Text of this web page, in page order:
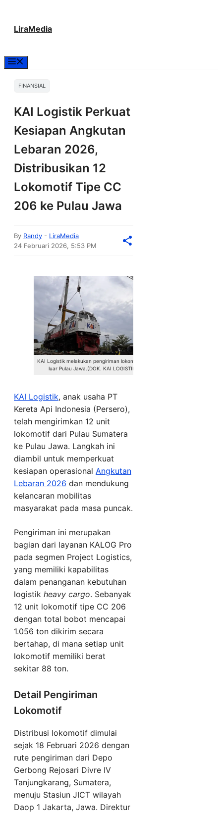
LiraMedia
FINANSIAL
KAI Logistik Perkuat
Kesiapan Angkutan
Lebaran 2026,
Distribusikan 12
Lokomotif Tipe CC
206 ke Pulau Jawa
By Randy - LiraMedia
24 Februari 2026, 5:53 PM
KAI Logistik melakukan pengiriman lokomotif ke
luar Pulau Jawa.(DOK. KAI LOGISTIK)
KAI Logistik, anak usaha PT
Kereta Api Indonesia (Persero),
telah mengirimkan 12 unit
lokomotif dari Pulau Sumatera
ke Pulau Jawa. Langkah ini
diambil untuk memperkuat
kesiapan operasional Angkutan
Lebaran 2026 dan mendukung
kelancaran mobilitas
masyarakat pada masa puncak.
Pengiriman ini merupakan
bagian dari layanan KALOG Pro
pada segmen Project Logistics,
yang memiliki kapabilitas
dalam penanganan kebutuhan
logistik heavy cargo. Sebanyak
12 unit lokomotif tipe CC 206
dengan total bobot mencapai
1.056 ton dikirim secara
bertahap, di mana setiap unit
lokomotif memiliki berat
sekitar 88 ton.
Detail Pengiriman
Lokomotif
Distribusi lokomotif dimulai
sejak 18 Februari 2026 dengan
rute pengiriman dari Depo
Gerbong Rejosari Divre IV
Tanjungkarang, Sumatera,
menuju Stasiun JICT wilayah
Daop 1 Jakarta, Jawa. Direktur